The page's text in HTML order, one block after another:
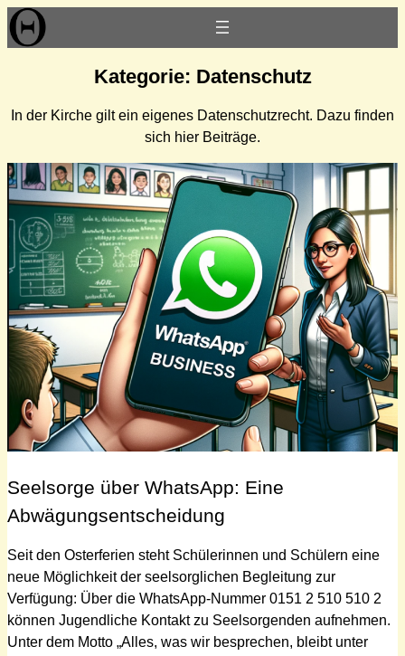
Zum
Inhalt
Kategorie: Datenschutz
In der Kirche gilt ein eigenes Datenschutzrecht. Dazu finden
sich hier Beiträge.
Seelsorge über WhatsApp: Eine
Abwägungsentscheidung
Seit den Osterferien steht Schülerinnen und Schülern eine
neue Möglichkeit der seelsorglichen Begleitung zur
Verfügung: Über die WhatsApp-Nummer 0151 2 510 510 2
können Jugendliche Kontakt zu Seelsorgenden aufnehmen.
Unter dem Motto „Alles, was wir besprechen, bleibt unter